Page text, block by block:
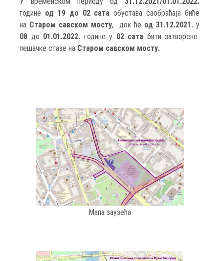
године од 19 до 02 сата обустава саобраћаја биће
на Старом савском мосту, док ће од 31.12.2021. у
08 до 01.01.2022. године у 02 сата бити затворене
пешачке стазе на Старом савском мосту.
Мапа заузећа